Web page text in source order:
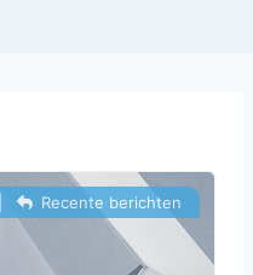
Recente berichten